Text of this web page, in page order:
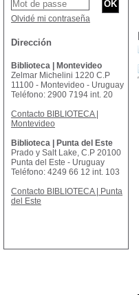
Olvidé mi contraseña
Dirección
Biblioteca | Montevideo
Zelmar Michelini 1220 C.P
11100 - Montevideo - Uruguay
Teléfono: 2900 7194 int. 20
Contacto BIBLIOTECA |
Montevideo
Biblioteca | Punta del Este
Prado y Salt Lake, C.P 20100
Punta del Este - Uruguay
Teléfono: 4249 66 12 int. 103
Contacto BIBLIOTECA | Punta
del Este